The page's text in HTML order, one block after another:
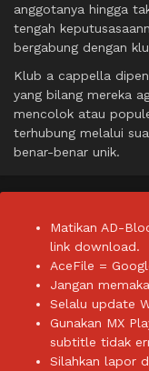
anggotanya hingga
tengah
bergabung dengan
Klub a cappella
yang bilang mereka
mencolok atau
terhubung melalui
benar-benar unik.
Matikan AD-
link download.
AceFile =
Jangan
Selalu update
Gunakan MX
subtitle tidak
Silahkan lapor